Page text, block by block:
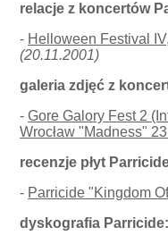
relacje z koncertów
- Helloween Festival
(20.11.2001)
galeria zdjęć z
-Gore Galory Fest 2
Wrocław "Madness"
recenzje płyt
- Parricide "Kingdom
dyskografia Parricide: